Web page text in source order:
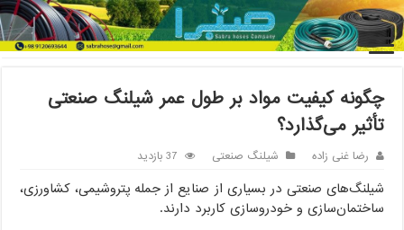
خانه / شیلنگ صنعتی / چگونه کیفیت مواد بر طول عمر شیلنگ صنعتی
تأثیر می‌گذارد؟
چگونه کیفیت مواد بر طول عمر شیلنگ صنعتی
تأثیر می‌گذارد؟
رضا غنی زاده شیلنگ صنعتی 37 بازدید
شیلنگ‌های صنعتی در بسیاری از صنایع از جمله پتروشیمی، کشاورزی،
ساختمان‌سازی و خودروسازی کاربرد دارند.